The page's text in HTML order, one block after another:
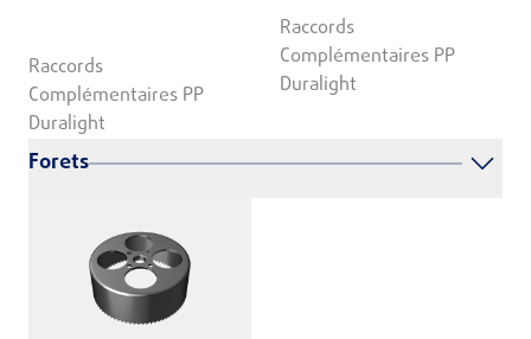
Raccords
Complémentaires PP
Duralight
Raccords
Complémentaires PP
Duralight
Forets